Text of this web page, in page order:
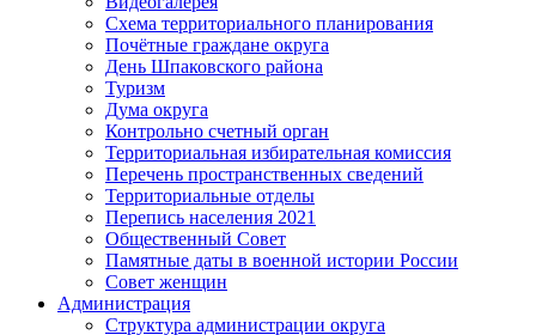
Схема территориального планирования
Почётные граждане округа
День Шпаковского района
Туризм
Дума округа
Контрольно счетный орган
Территориальная избирательная комиссия
Перечень пространственных сведений
Территориальные отделы
Перепись населения 2021
Общественный Совет
Памятные даты в военной истории России
Совет женщин
Администрация
Структура администрации округа